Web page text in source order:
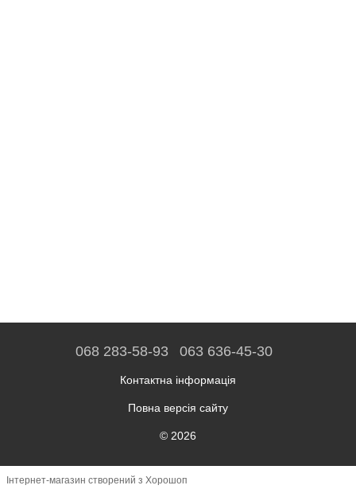
068 283-58-93 063 636-45-30
Контактна інформація
Повна версія сайту
© 2026
Інтернет-магазин створений з Хорошоп